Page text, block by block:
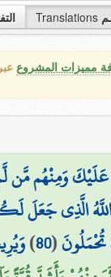
Translations
مميزات المشروع عبر
وَمِنْهُم مَّن
الَّذِي جَعَلَ
(
80
)